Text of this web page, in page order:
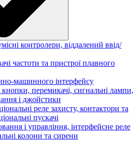
контролери, віддалений ввід/
частоти та пристрої плавного
машинного інтерфейсу
перемикачі, сигнальні лампи,
і джойстики
реле захисту, контактори та
пускачі
і управління, інтерфейсне реле
колони та сирени